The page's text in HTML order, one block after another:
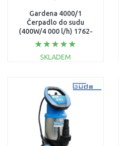
Gardena 4000/1
Čerpadlo do sudu
(400W/4 000 l/h) 1762-
20
SKLADEM
Porovnat